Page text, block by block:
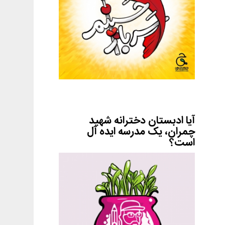
آیا ادبستان دخترانه شهید
چمران، یک مدرسه ایده آل
است؟